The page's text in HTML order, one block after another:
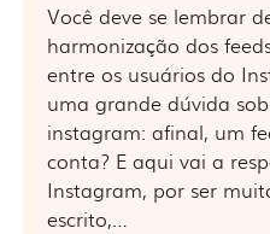
Você deve se lembrar
harmonização dos
entre os usuários do
uma grande dúvida
instagram: afinal, um
conta? E aqui vai a
Instagram, por ser
escrito,…